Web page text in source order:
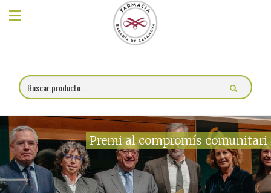
×
online
Farmacia
Blog
Charlas
Premi al compromís comunitari